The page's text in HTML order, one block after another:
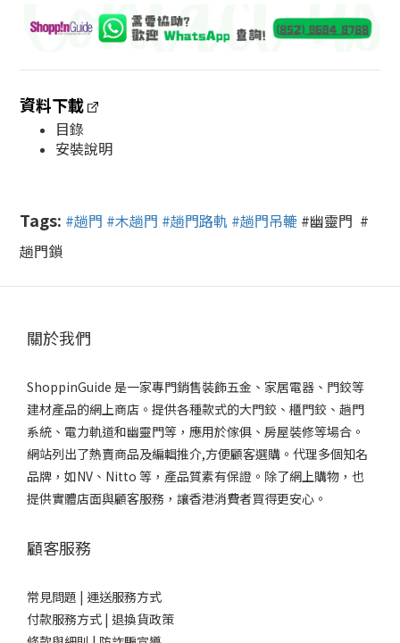
資料下載
目錄
安裝說明
Tags: #趟門 #木趟門 #趟門路軌 #趟門吊轆 #幽靈門 #
趟門鎖
關於我們
ShoppinGuide 是一家專門銷售裝飾五金、家居電器、門鉸等
建材產品的網上商店。提供各種款式的大門鉸、櫃門鉸、趟門
系統、電力軌道和幽靈門等，應用於傢俱、房屋裝修等場合。
網站列出了熱賣商品及編輯推介,方便顧客選購。代理多個知名
品牌，如NV、Nitto 等，產品質素有保證。除了網上購物，也
提供實體店面與顧客服務，讓香港消費者買得更安心。
顧客服務
常見問題 | 運送服務方式
付款服務方式 | 退換貨政策